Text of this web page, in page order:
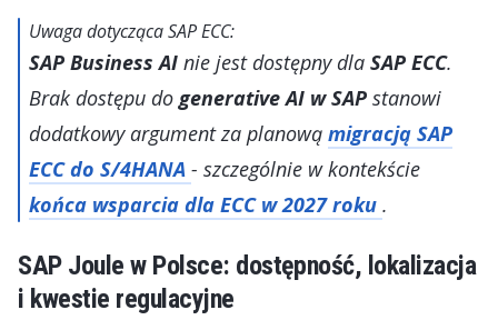
Uwaga dotycząca SAP ECC:
SAP Business AI nie jest dostępny dla SAP ECC.
Brak dostępu do generative AI w SAP stanowi
dodatkowy argument za planową migracją SAP
ECC do S/4HANA - szczególnie w kontekście
końca wsparcia dla ECC w 2027 roku .
SAP Joule w Polsce: dostępność, lokalizacja
i kwestie regulacyjne